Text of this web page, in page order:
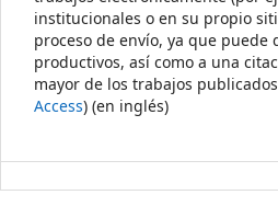
institucionales o en su propio
proceso de envío, ya que
productivos, así como a una
mayor de los trabajos publicados
Access) (en inglés)